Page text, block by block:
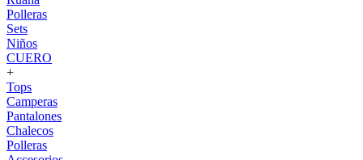
Polleras
Sets
Niños
CUERO
+
Tops
Camperas
Pantalones
Chalecos
Polleras